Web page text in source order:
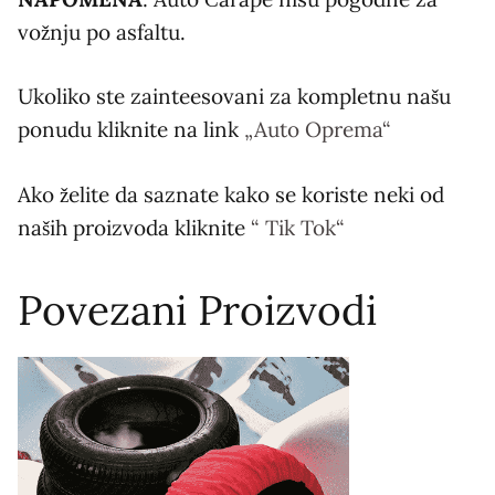
vožnju po asfaltu.
Ukoliko ste zainteesovani za kompletnu našu
ponudu kliknite na link „Auto Oprema“
Ako želite da saznate kako se koriste neki od
naših proizvoda kliknite “ Tik Tok“
Povezani Proizvodi